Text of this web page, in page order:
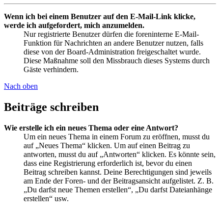
Wenn ich bei einem Benutzer auf den E-Mail-Link klicke,
werde ich aufgefordert, mich anzumelden.
Nur registrierte Benutzer dürfen die foreninterne E-Mail-
Funktion für Nachrichten an andere Benutzer nutzen, falls
diese von der Board-Administration freigeschaltet wurde.
Diese Maßnahme soll den Missbrauch dieses Systems durch
Gäste verhindern.
Nach oben
Beiträge schreiben
Wie erstelle ich ein neues Thema oder eine Antwort?
Um ein neues Thema in einem Forum zu eröffnen, musst du
auf „Neues Thema“ klicken. Um auf einen Beitrag zu
antworten, musst du auf „Antworten“ klicken. Es könnte sein,
dass eine Registrierung erforderlich ist, bevor du einen
Beitrag schreiben kannst. Deine Berechtigungen sind jeweils
am Ende der Foren- und der Beitragsansicht aufgelistet. Z. B.
„Du darfst neue Themen erstellen“, „Du darfst Dateianhänge
erstellen“ usw.